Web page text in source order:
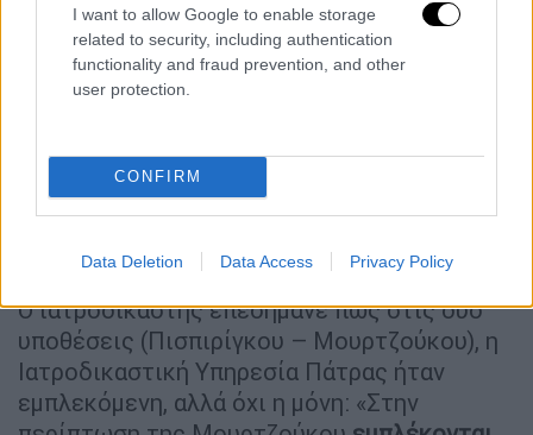
I want to allow Google to enable storage
related to security, including authentication
functionality and fraud prevention, and other
user protection.
CONFIRM
Data Deletion Data Access Privacy Policy
Παράλληλα, έκανε λόγο για τραγική
υποστελέχωση: «Έχουμε έναν ή δύο
ιατροδικαστές για κάθε τρεις νομούς. Η
Δεν εμπλέκεται μόνο η
ιατροδικαστική της Πάτρας στην
υπόθεση της Μουρτζούκου
Ο ιατροδικαστής επεσήμανε πως στις δύο
υποθέσεις (Πισπιρίγκου – Μουρτζούκου), η
Ιατροδικαστική Υπηρεσία Πάτρας ήταν
εμπλεκόμενη, αλλά όχι η μόνη: «Στην